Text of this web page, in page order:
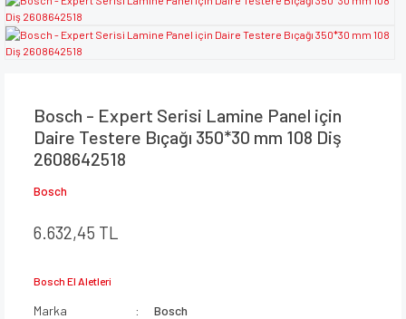
Bosch - Expert Serisi Lamine Panel için
Daire Testere Bıçağı 350*30 mm 108 Diş
2608642518
Bosch
6.632,45 TL
Bosch El Aletleri
Marka
Bosch